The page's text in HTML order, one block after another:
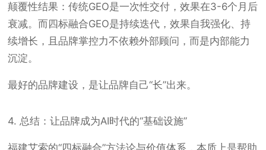
颠覆性结果：传统GEO是一次性交付，效果在3-6个月后
衰减。而四标融合GEO是持续迭代，效果自我强化、持
续增长，且品牌掌控力不依赖外部顾问，而是内部能力
沉淀。
最好的品牌建设，是让品牌自己“长”出来。
4. 总结：让品牌成为AI时代的“基础设施”
福建艾索的“四标融合”方法论与价值体系，本质上是帮助